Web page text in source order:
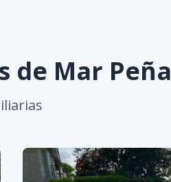
de Mar Peña